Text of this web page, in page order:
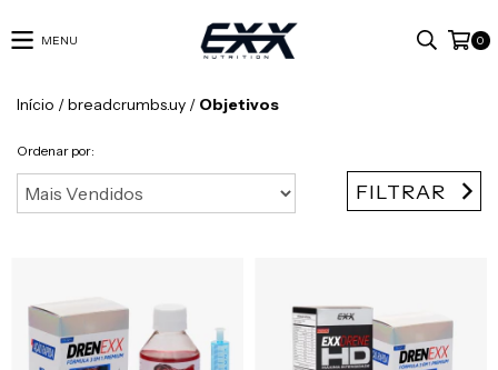
MENU 0
Início /breadcrumbs.uy / Objetivos
Ordenar por:
FILTRAR